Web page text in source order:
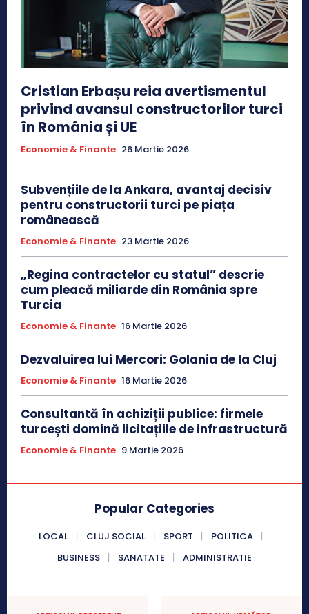
Cristian Erbașu reia avertismentul
privind avansul constructorilor turci
în România și UE
Economie & Finante 26 Martie 2026
Subvențiile de la Ankara, avantaj decisiv
pentru constructorii turci pe piața
românească
Economie & Finante 23 Martie 2026
„Regina contractelor cu statul” descrie
cum pleacă miliarde din România spre
Turcia
Economie & Finante 16 Martie 2026
Dezvaluirea lui Mercori: Golania de la Cluj
Economie & Finante 16 Martie 2026
Consultantă în achiziții publice: firmele
turcești domină licitațiile de infrastructură
Economie & Finante 9 Martie 2026
Popular Categories
LOCAL CLUJ SOCIAL SPORT
POLITICA
BUSINESS
SANATATE ADMINISTRATIE